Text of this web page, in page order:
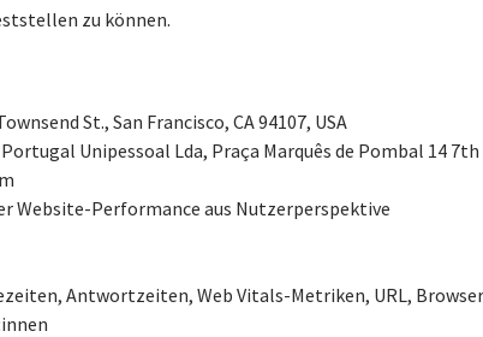
zu können.
St., San Francisco, CA 94107, USA
Unipessoal Lda, Praça Marquês de Pombal 14
Website-Performance aus Nutzerperspektive
Antwortzeiten, Web Vitals-Metriken, URL,